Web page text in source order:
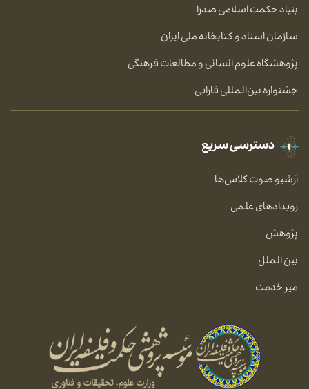
بنیاد حکمت اسلامی صدرا
سازمان اسناد و کتابخانه ملی ایران
پژوهشگاه علوم انسانی و مطالعات فرهنگی
جشنواره بین‌المللی فارابی
دسترسی سریع
آرشیو صوت کلاس‌ها
رویدادهای علمی
پژوهش
بین الملل
میز خدمت